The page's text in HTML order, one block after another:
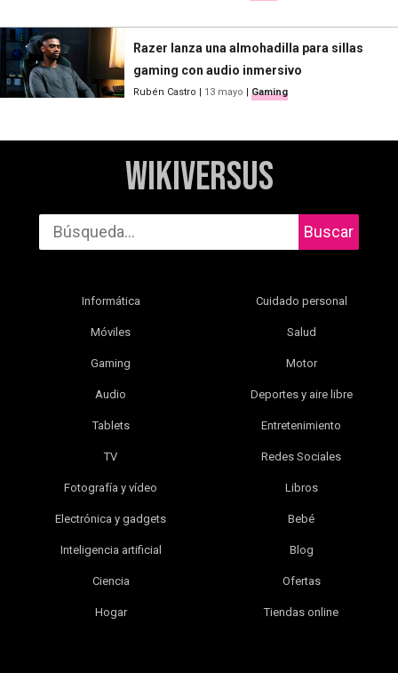
Razer lanza una almohadilla para sillas
gaming con audio inmersivo
Rubén Castro 13 mayo Gaming
WikiVersus
Buscar
Informática
Móviles
Gaming
Audio
Tablets
TV
Fotografía y vídeo
Electrónica y gadgets
Inteligencia artificial
Ciencia
Hogar
Cuidado personal
Salud
Motor
Deportes y aire libre
Entretenimiento
Redes Sociales
Libros
Bebé
Blog
Ofertas
Tiendas online